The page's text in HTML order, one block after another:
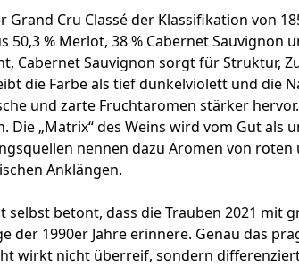
Cru Classé der Klassifikation von
% Merlot, 38 % Cabernet Sauvignon
Cabernet Sauvignon sorgt für Struktur,
die Farbe als tief dunkelviolett und die
und zarte Fruchtaromen stärker
„Matrix“ des Weins wird vom Gut als
nennen dazu Aromen von roten
Anklängen.
betont, dass die Trauben 2021 mit
1990er Jahre erinnere. Genau das
wirkt nicht überreif, sondern